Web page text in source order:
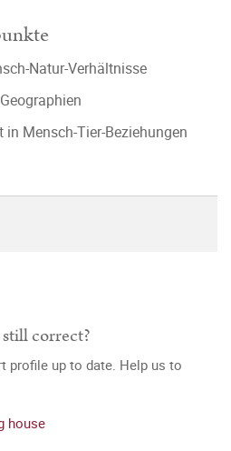
Natur-Verhältnisse
Mensch-Tier-Beziehungen
correct?
profile up to date. Help us to
house